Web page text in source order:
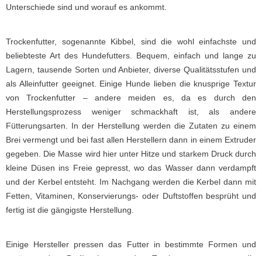
Unterschiede sind und worauf es ankommt.
Trockenfutter, sogenannte Kibbel, sind die wohl einfachste und
beliebteste Art des Hundefutters. Bequem, einfach und lange zu
Lagern, tausende Sorten und Anbieter, diverse Qualitätsstufen und
als Alleinfutter geeignet. Einige Hunde lieben die knusprige Textur
von Trockenfutter – andere meiden es, da es durch den
Herstellungsprozess weniger schmackhaft ist, als andere
Fütterungsarten. In der Herstellung werden die Zutaten zu einem
Brei vermengt und bei fast allen Herstellern dann in einem Extruder
gegeben. Die Masse wird hier unter Hitze und starkem Druck durch
kleine Düsen ins Freie gepresst, wo das Wasser dann verdampft
und der Kerbel entsteht. Im Nachgang werden die Kerbel dann mit
Fetten, Vitaminen, Konservierungs- oder Duftstoffen besprüht und
fertig ist die gängigste Herstellung.
Einige Hersteller pressen das Futter in bestimmte Formen und